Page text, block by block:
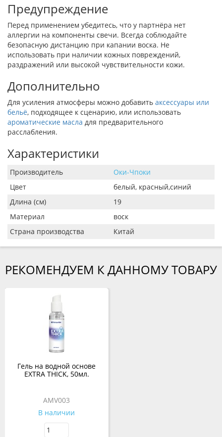
Предупреждение
Перед применением убедитесь, что у партнёра нет
аллергии на компоненты свечи. Всегда соблюдайте
безопасную дистанцию при капании воска. Не
использовать при наличии кожных повреждений,
раздражений или высокой чувствительности кожи.
Дополнительно
Для усиления атмосферы можно добавить аксессуары или
бельё, подходящее к сценарию, или использовать
ароматические масла для предварительного
расслабления.
Характеристики
Производитель
Оки-Чпоки
Цвет
белый, красный,синий
Длина (см)
19
Материал
воск
Страна производства
Китай
РЕКОМЕНДУЕМ К ДАННОМУ ТОВАРУ
Гель на водной основе
EXTRA THICK, 50мл.
AMV003
В наличии